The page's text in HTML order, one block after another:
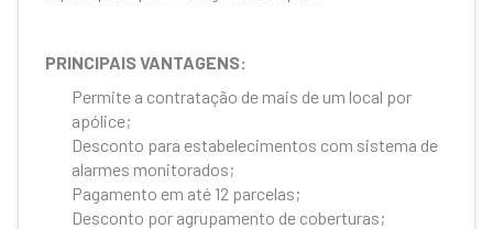
PRINCIPAIS VANTAGENS:
Permite a contratação de mais de um local por
apólice;
Desconto para estabelecimentos com sistema de
alarmes monitorados;
Pagamento em até 12 parcelas;
Desconto por agrupamento de coberturas;